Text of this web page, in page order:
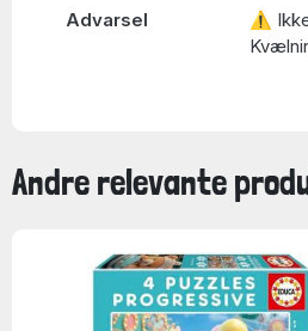
Advarsel
⚠ Ikke
Andre relevante